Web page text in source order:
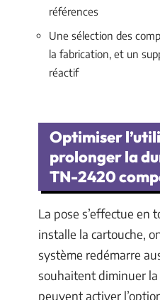
références
Une sélection des
la fabrication, et un
réactif
Optimiser
prolonger la
TN-2420
La pose s’effectue en
installe la cartouche,
système redémarre
souhaitent diminuer
peuvent activer